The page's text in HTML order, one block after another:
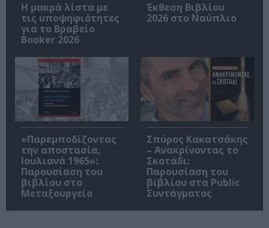
Η μακρά λίστα με
τις υποψηφιότητες
για το Βραβείο
Booker 2026
Έκθεση Βιβλίου
2026 στο Ναύπλιο
«Παρεμποδίζοντας
την αποστασία,
Ιουλιανά 1965»:
Παρουσίαση του
βιβλίου στο
Μεταξουργείο
Σπύρος Κακατσάκης
– Ανακρίνοντας το
Σκοτάδι:
Παρουσίαση του
βιβλίου στα Public
Συντάγματος